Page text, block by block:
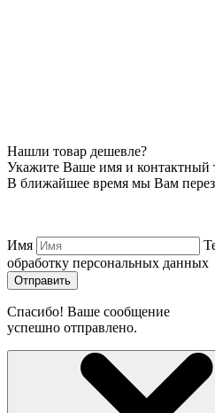
Нашли товар дешевле?
Укажите Ваше имя и контактный
В ближайшее время мы Вам
Имя
обработку персональных данных
Отправить
Спасибо! Ваше сообщение
успешно отправлено.